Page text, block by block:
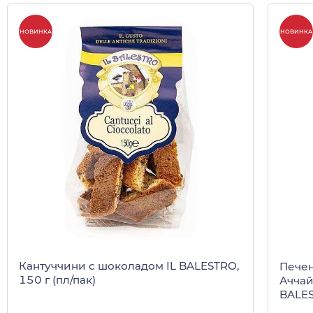
НОВИНКА
Кантуччини с шоколадом IL BALESTRO,
150 г (пл/пак)
НОВИНКА